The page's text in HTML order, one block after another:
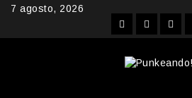
Skip7 agosto, 2026
Facebook